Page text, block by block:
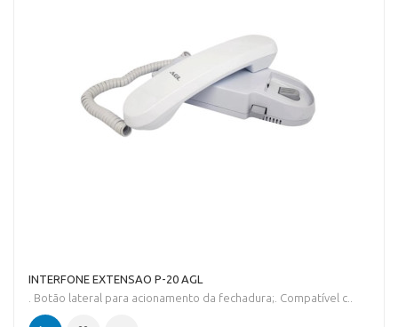
INTERFONE EXTENSAO P-20 AGL
. Botão lateral para acionamento da fechadura;. Compatível c..